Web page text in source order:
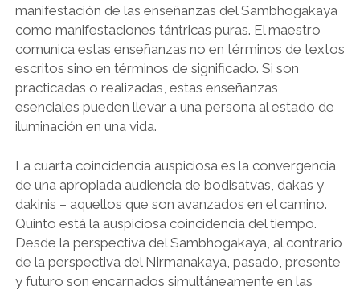
manifestación de las enseñanzas del Sambhogakaya
como manifestaciones tántricas puras. El maestro
comunica estas enseñanzas no en términos de textos
escritos sino en términos de significado. Si son
practicadas o realizadas, estas enseñanzas
esenciales pueden llevar a una persona al estado de
iluminación en una vida.
La cuarta coincidencia auspiciosa es la convergencia
de una apropiada audiencia de bodisatvas, dakas y
dakinis – aquellos que son avanzados en el camino.
Quinto está la auspiciosa coincidencia del tiempo.
Desde la perspectiva del Sambhogakaya, al contrario
de la perspectiva del Nirmanakaya, pasado, presente
y futuro son encarnados simultáneamente en las